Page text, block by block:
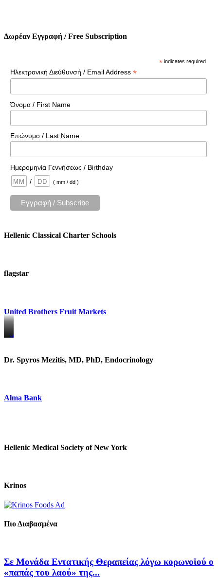
Δωρέαν Εγγραφή / Free Subscription
* indicates required
Ηλεκτρονική Διεύθυνσή / Email Address *
Όνομα / First Name
Επώνυμο / Last Name
Ημερομηνία Γεννήσεως / Birthday
/
( mm / dd )
Hellenic Classical Charter Schools
flagstar
United Brothers Fruit Markets
https://www.unitedbrothersfruitmarkets.com/
https://www.unitedbrothersfruitmarkets.com/
Dr. Spyros Mezitis, MD, PhD, Endocrinology
Alma Bank
Hellenic Medical Society of New York
Krinos
Πιο Διαβασμένα
Σε Μονάδα Εντατικής Θεραπείας λόγω κορωνοϊού ο
«παπάς του λαού» της...